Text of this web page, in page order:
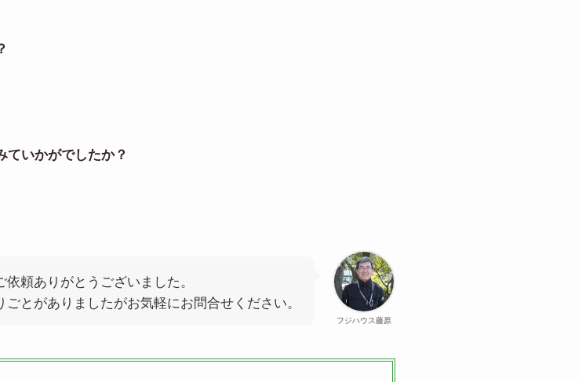
いかがでしたか？
フジハウス藤原
依頼ありがとうございました。
ごとがありましたがお気軽にお問合せください。